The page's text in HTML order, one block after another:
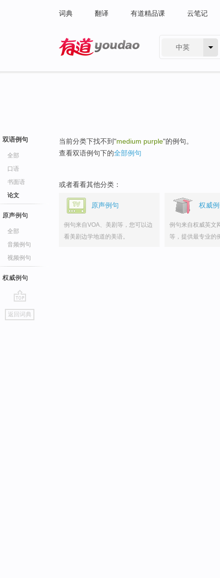
词典 翻译 有道精品课 云笔记
中英
双语例句
全部
口语
书面语
论文
原声例句
全部
音频例句
视频例句
权威例句
go
top
返回词典
当前分类下找不到"medium purple"的例句。
查看双语例句下的全部例句
或者看看其他分类：
原声例句
例句来自VOA、美剧等，您可以边
看美剧边学地道的美语。
权威
例句来自权威英文
等，提供最专业的